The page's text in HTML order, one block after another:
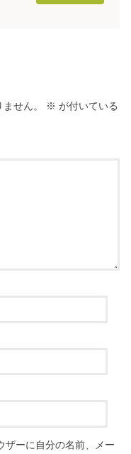
せん。 ※ が付いている
ザーに自分の名前、メー